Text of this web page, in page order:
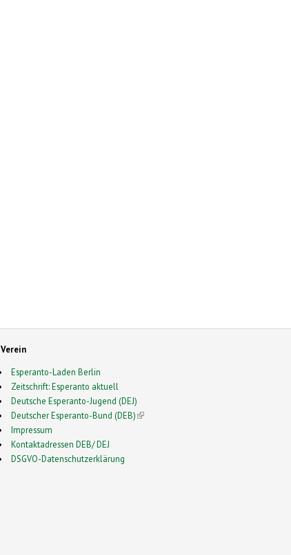
Verein
Esperanto-Laden Berlin
Zeitschrift: Esperanto aktuell
Deutsche Esperanto-Jugend (DEJ)
Deutscher Esperanto-Bund (DEB)(link is external)
Impressum
Kontaktadressen DEB/ DEJ
DSGVO-Datenschutzerklärung